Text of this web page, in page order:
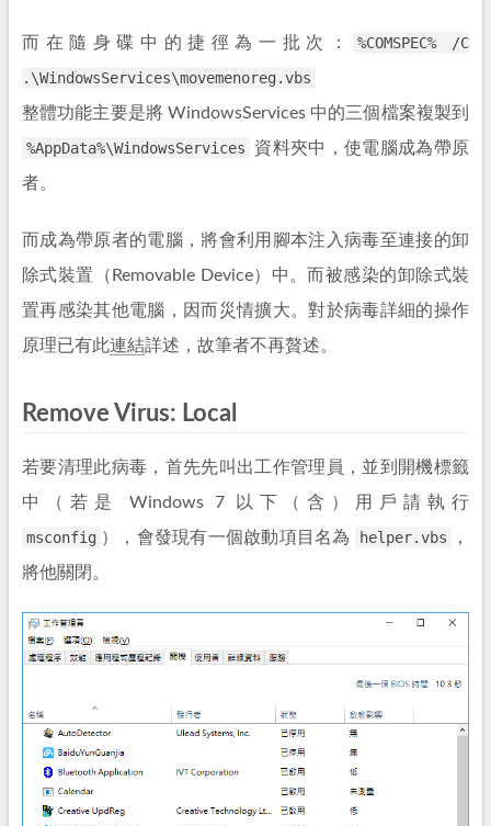
而在隨身碟中的捷徑為一批次：
%COMSPEC% /C
.\WindowsServices\movemenoreg.vbs
整體功能主要是將 WindowsServices 中的三個檔案複製到
%AppData%\WindowsServices
資料夾中，使電腦成為帶原
者。
而成為帶原者的電腦，將會利用腳本注入病毒至連接的卸
除式裝置（Removable Device）中。而被感染的卸除式裝
置再感染其他電腦，因而災情擴大。對於病毒詳細的操作
原理已有此連結詳述，故筆者不再贅述。
Remove Virus: Local
若要清理此病毒，首先先叫出工作管理員，並到開機標籤
中（若是 Windows 7 以下（含）用戶請執行
msconfig ），會發現有一個啟動項目名為 helper.vbs
，
將他關閉。